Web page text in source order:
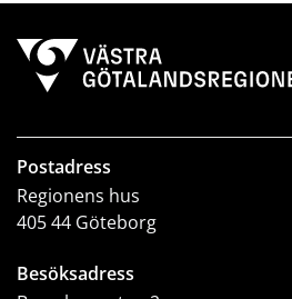
Postadress
Regionens hus
405 44 Göteborg
Besöksadress